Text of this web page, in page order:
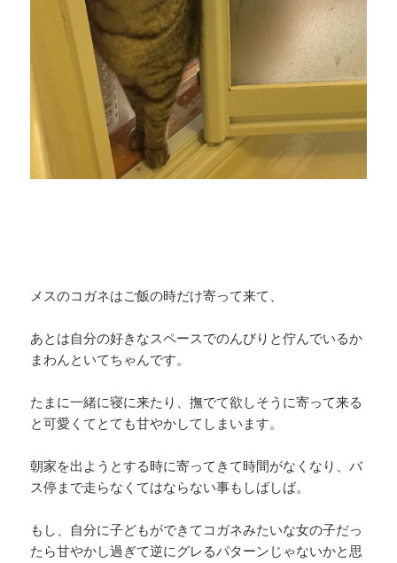
メスのコガネはご飯の時だけ寄って来て、
あとは自分の好きなスペースでのんびりと佇んでいるか
まわんといてちゃんです。
たまに一緒に寝に来たり、撫でて欲しそうに寄って来る
と可愛くてとても甘やかしてしまいます。
朝家を出ようとする時に寄ってきて時間がなくなり、バ
ス停まで走らなくてはならない事もしばしば。
もし、自分に子どもができてコガネみたいな女の子だっ
たら甘やかし過ぎて逆にグレるパターンじゃないかと思